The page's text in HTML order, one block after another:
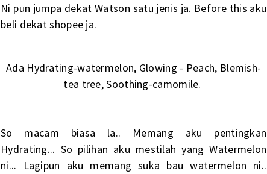
Ni pun jumpa dekat Watson satu jenis ja. Before this aku
beli dekat shopee ja.
Ada Hydrating-watermelon, Glowing - Peach, Blemish-
tea tree, Soothing-camomile.
So macam biasa la.. Memang aku pentingkan
Hydrating... So pilihan aku mestilah yang Watermelon
ni... Lagipun aku memang suka bau watermelon ni..